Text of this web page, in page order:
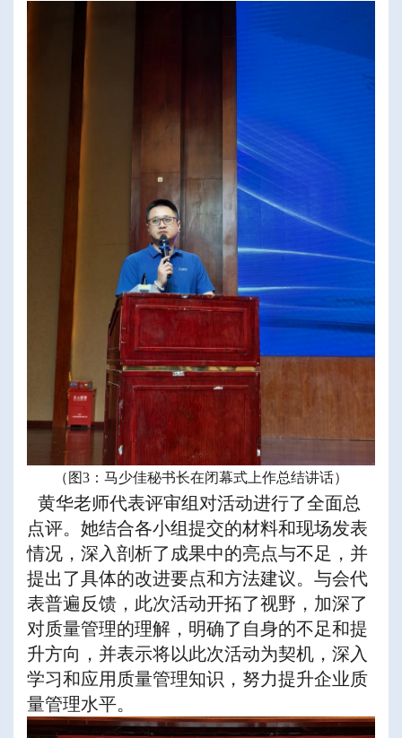
（图3：马少佳秘书长在闭幕式上作总结讲话）
黄华老师代表评审组对活动进行了全面总
点评。她结合各小组提交的材料和现场发表
情况，深入剖析了成果中的亮点与不足，并
提出了具体的改进要点和方法建议。与会代
表普遍反馈，此次活动开拓了视野，加深了
对质量管理的理解，明确了自身的不足和提
升方向，并表示将以此次活动为契机，深入
学习和应用质量管理知识，努力提升企业质
量管理水平。